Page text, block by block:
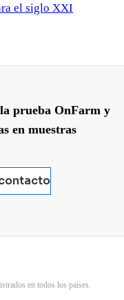
el siglo XXI
prueba OnFarm y
en muestras
en todos los países.